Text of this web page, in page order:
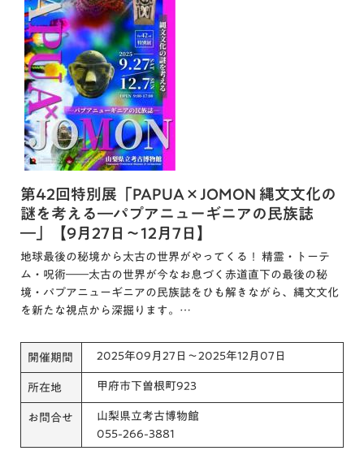
第42回特別展「PAPUA×JOMON 縄文文化の
謎を考える―パプアニューギニアの民族誌
―」【9月27日～12月7日】
地球最後の秘境から太古の世界がやってくる！ 精霊・トーテ
ム・呪術――太古の世界が今なお息づく赤道直下の最後の秘
境・パプアニューギニアの民族誌をひも解きながら、縄文文化
を新たな視点から深掘ります。…
開催期間 2025年09月27日～2025年12月07日
所在地 甲府市下曽根町923
お問合せ
山梨県立考古博物館
055-266-3881